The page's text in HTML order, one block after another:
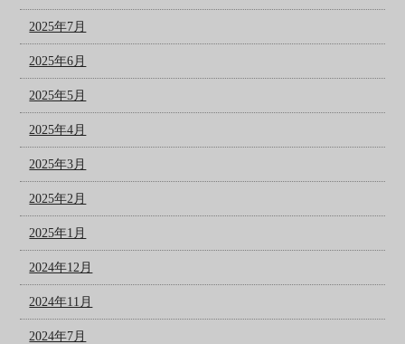
2025年7月
2025年6月
2025年5月
2025年4月
2025年3月
2025年2月
2025年1月
2024年12月
2024年11月
2024年7月